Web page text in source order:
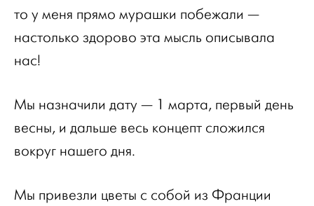
то у меня прямо мурашки побежали —
настолько здорово эта мысль описывала
нас!
Мы назначили дату — 1 марта, первый день
весны, и дальше весь концепт сложился
вокруг нашего дня.
Мы привезли цветы с собой из Франции